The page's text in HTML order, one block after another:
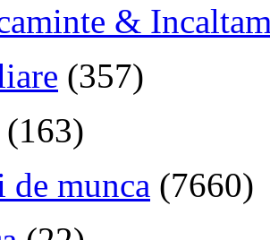
&
(357)
(163)
munca (7660)